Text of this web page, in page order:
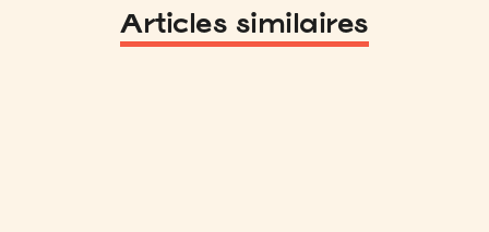
Articles similaires